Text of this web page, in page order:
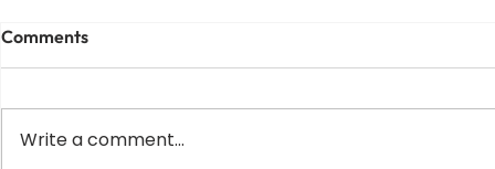
Comments
Write a comment...